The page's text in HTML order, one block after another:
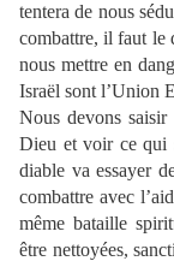
tentera de nous
combattre, il faut le
nous mettre en
Israël sont l’Union
Nous devons
Dieu et voir ce qui
diable va essayer
combattre avec
même bataille
être nettoyées,